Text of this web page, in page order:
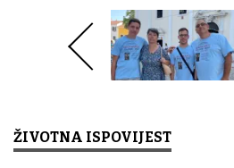
ŽIVOTNA ISPOVIJEST